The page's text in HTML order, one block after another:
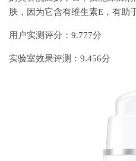
肤，因为它含有维生素E，有助
用户实测评分：9.777分
实验室效果评测：9.456分